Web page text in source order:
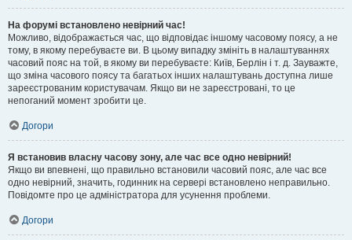
На форумі встановлено невірний час!
Можливо, відображається час, що відповідає іншому часовому поясу, а не
тому, в якому перебуваєте ви. В цьому випадку змініть в налаштуваннях
часовий пояс на той, в якому ви перебуваєте: Київ, Берлін і т. д. Зауважте,
що зміна часового поясу та багатьох інших налаштувань доступна лише
зареєстрованим користувачам. Якщо ви не зареєстровані, то це
непоганий момент зробити це.
Догори
Я встановив власну часову зону, але час все одно невірний!
Якщо ви впевнені, що правильно встановили часовий пояс, але час все
одно невірний, значить, годинник на сервері встановлено неправильно.
Повідомте про це адміністратора для усунення проблеми.
Догори